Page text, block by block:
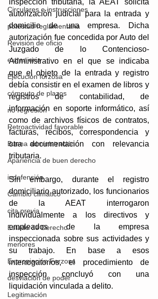
Circulares e instrucciones
potestad reglamentaria
Revisión de oficio
extranjería
Ejecución forzosa
cómputo de plazos
no regresión
Retroactividad favorable
Buena administración
Apariencia de buen derecho
indefensión
Cambio climático
cita previa
Estado de Derecho
menores
Expropiación Forzosa
desviación de poder
Legitimación
inspección tributaria, la AEAT solicita
autorización judicial para la entrada y
domicilio de una empresa. Dicha
autorización fue concedida por Auto del
Juzgado de lo Contencioso-
Administrativo en el que se indicaba
que el objeto de la entrada y registro
debía consistir en el examen de libros y
registros de contabilidad, de
información en soporte informático, así
como de archivos físicos de contratos,
facturas, recibos, correspondencia y
otra documentación con relevancia
tributaria.
Sin embargo, durante el registro
domiciliario autorizado, los funcionarios
de la AEAT interrogaron
individualmente a los directivos y
empleados de la empresa
inspeccionada sobre sus actividades y
su trabajo. En base a esos
interrogatorios, el procedimiento de
inspección concluyó con una
liquidación vinculada a delito.